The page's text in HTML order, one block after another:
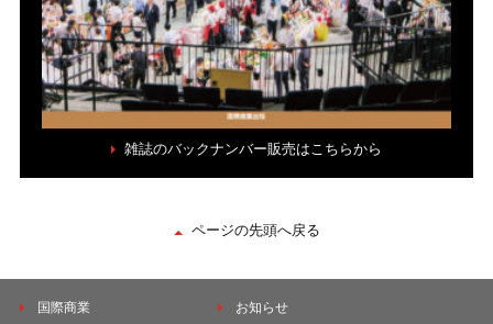
雑誌のバックナンバー販売はこちらから
ページの先頭へ戻る
国際商業 お知らせ